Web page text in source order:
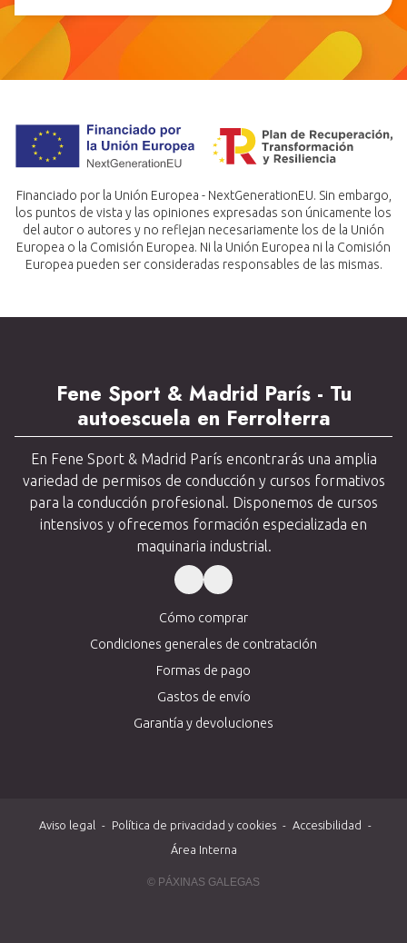
Financiado por la Unión Europea - NextGenerationEU. Sin embargo,
los puntos de vista y las opiniones expresadas son únicamente los
del autor o autores y no reflejan necesariamente los de la Unión
Europea o la Comisión Europea. Ni la Unión Europea ni la Comisión
Europea pueden ser consideradas responsables de las mismas.
Fene Sport & Madrid París - Tu
autoescuela en Ferrolterra
En Fene Sport & Madrid París encontrarás una amplia
variedad de permisos de conducción y cursos formativos
para la conducción profesional. Disponemos de cursos
intensivos y ofrecemos formación especializada en
maquinaria industrial.
Cómo comprar
Condiciones generales de contratación
Formas de pago
Gastos de envío
Garantía y devoluciones
Aviso legal - Política de privacidad y cookies - Accesibilidad
-
Área Interna
© PÁXINAS GALEGAS